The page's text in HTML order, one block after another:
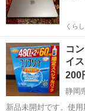
くら
コ
イ
200
静岡
新品未開封です。使